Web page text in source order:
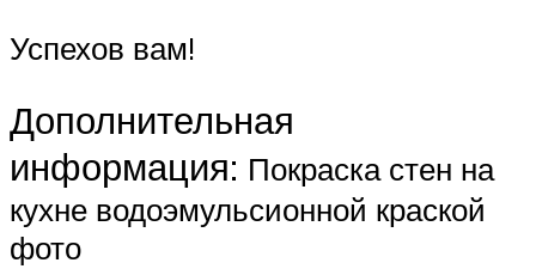
Успехов вам!
Дополнительная
информация: Покраска стен на
кухне водоэмульсионной краской
фото